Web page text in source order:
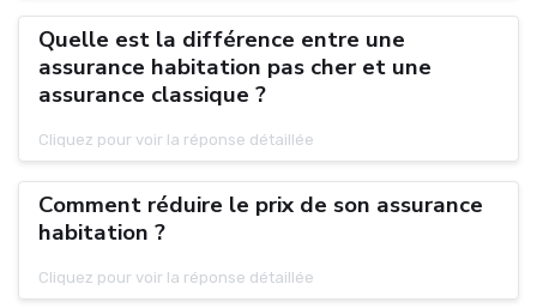
Quelle est la différence entre une
assurance habitation pas cher et une
assurance classique ?
Cliquez pour voir la réponse détaillée
Comment réduire le prix de son assurance
habitation ?
Cliquez pour voir la réponse détaillée